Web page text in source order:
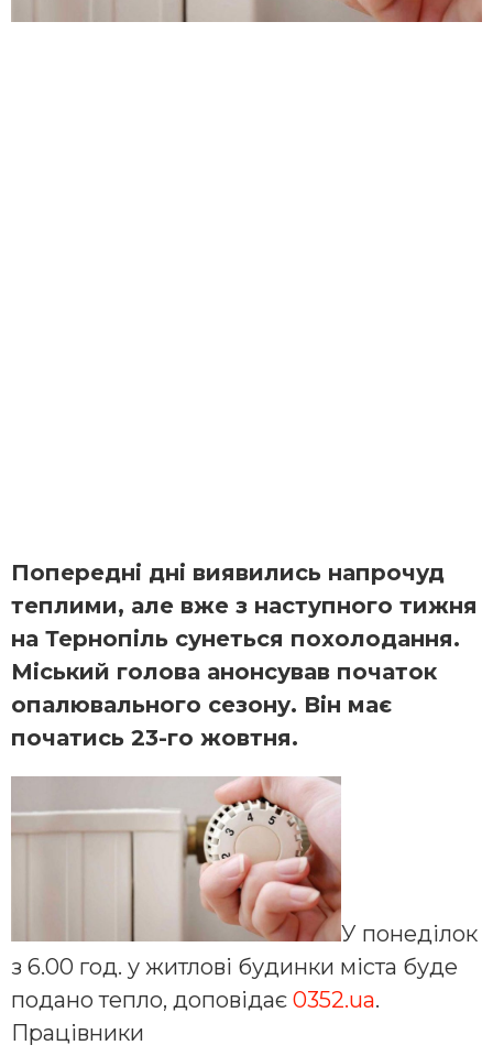
Попередні дні виявились напрочуд
теплими, але вже з наступного тижня
на Тернопіль сунеться похолодання.
Міський голова анонсував початок
опалювального сезону. Він має
початись 23-го жовтня.
У понеділок
з 6.00 год. у житлові будинки міста буде
подано тепло, доповідає 0352.ua.
Працівники